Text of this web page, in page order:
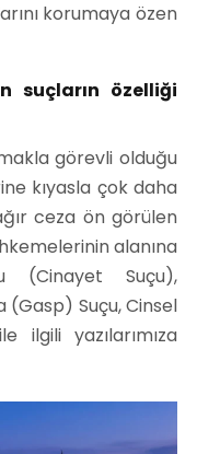
korumaya özen
suçların özelliği
görevli olduğu
kıyasla çok daha
ceza ön görülen
alanına
(Cinayet Suçu),
(Gasp) Suçu, Cinsel
ilgili yazılarımıza